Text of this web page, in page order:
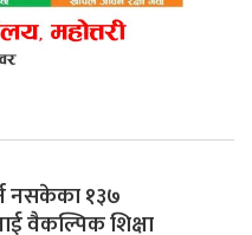
नसकेका १३७
वैकल्पिक शिक्षा